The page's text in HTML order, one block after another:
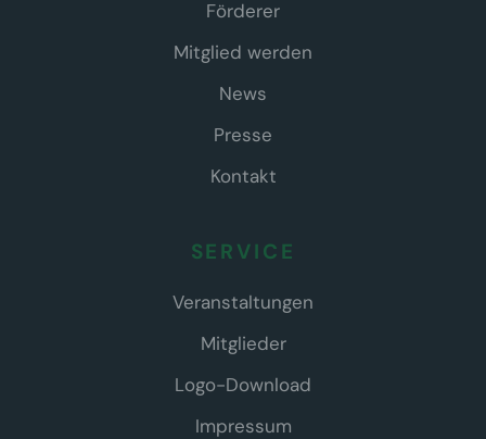
Förderer
Mitglied werden
News
Presse
Kontakt
SERVICE
Veranstaltungen
Mitglieder
Logo-Download
Impressum